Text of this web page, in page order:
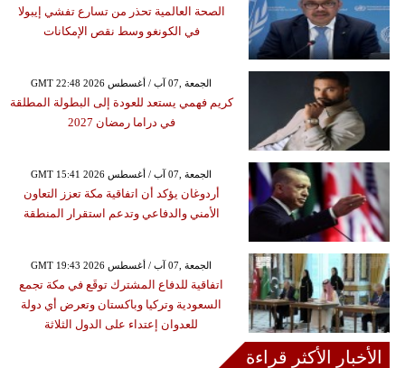
الصحة العالمية تحذر من تسارع تفشي إيبولا
في الكونغو وسط نقص الإمكانات
GMT 22:48 2026 الجمعة ,07 آب / أغسطس
كريم فهمي يستعد للعودة إلى البطولة المطلقة
في دراما رمضان 2027
GMT 15:41 2026 الجمعة ,07 آب / أغسطس
أردوغان يؤكد أن اتفاقية مكة تعزز التعاون
الأمني والدفاعي وتدعم استقرار المنطقة
GMT 19:43 2026 الجمعة ,07 آب / أغسطس
اتفاقية للدفاع المشترك توقَع في مكة تجمع
السعودية وتركيا وباكستان وتعرض أي دولة
للعدوان إعتداء على الدول الثلاثة
الأخبار الأكثر قراءة